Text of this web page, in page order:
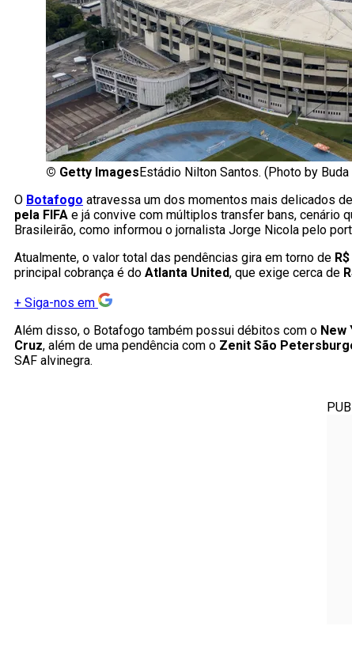
© Getty Images Estádio Nilton Santos. (Photo by
O Botafogo atravessa um dos momentos mais delicados
pela FIFA e já convive com múltiplos transfer bans, cenário
Brasileirão, como informou o jornalista Jorge Nicola pelo
Atualmente, o valor total das pendências gira em torno de
principal cobrança é do Atlanta United, que exige cerca de
+ Siga-nos em
Além disso, o Botafogo também possui débitos com o New
Cruz, além de uma pendência com o Zenit São
SAF alvinegra.